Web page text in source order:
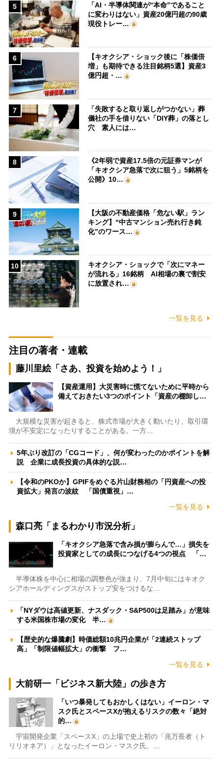
5
「AI・半導体関連が“本命”であること
に変わりはない」資産20億円超の90歳
現役トレー…
6
【キオクシア・ショック後に「株価倍
増」も期待できる注目銘柄5選】資産3
億円超・…
7
「失敗すると取り返しがつかない」葬
儀社の手を借りない「DIY葬」の落とし
穴 素人には…
8
《2年弱で資産17.5倍の元証券マンが
「キオクシア急落で次に狙う」5銘柄を
公開》10…
9
【大阪の不動産価格「危ない駅」ラン
キング】“中古マンション売れ行き鈍
化”のワース…
10
キオクシア・ショックで「次にマネー
が流れる」16銘柄 AI相場の裏で割安
に放置され…
一覧を見る
注目の著者・連載
藤川里絵「さあ、投資を始めよう！」
【資産運用】大災害時に慌てないために平時から
備えておきたい3つのポイント「資産の棚卸し…
大規模な災害が起きると、株式市場が大きく動いたり、取引環
境が不安定になったりすることがある。一方…
5年ぶり改訂の「CGコード」、何が変わったのかポイントを解
説 企業に成長投資の具体的な説…
【令和のPKOか】GPIFをめぐる片山財務相の「円資産への投
資拡大」発言の波紋 「国債重視」…
一覧を見る
森口亮「まるわかり市況分析」
「キオクシア急落で含み損が膨らんで…」損失を
投資家としての成長につなげる4つの視点 「…
半導体株を中心に相場の調整色が強まり、7月中旬にはキオク
シアホールディングスがストップ安をつけるな…
「NYダウは高値更新、ナスダック・S&P500は足踏み」が意味
する米国株市場の変化 半…
【歴史的な爆騰劇】時価総額10兆円企業が「2連続ストップ
高」「制限値幅拡大」の衝撃 フ…
一覧を見る
大前研一「ビジネス新大陸」の歩き方
「いつ暴発してもおかしくはない」イーロン・マ
スク氏とスペースXが抱えるリスクの数々「絶対
的…
宇宙開発企業「スペースX」の上場で史上初の「兆万長者（ト
リリオネア）」となったイーロン・マスク氏。…